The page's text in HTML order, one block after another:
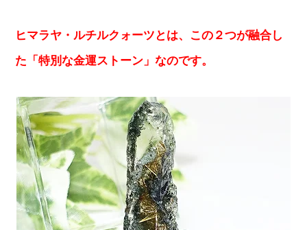
ヒマラヤ・ルチルクォーツとは、この２つが融合し
た「特別な金運ストーン」なのです。